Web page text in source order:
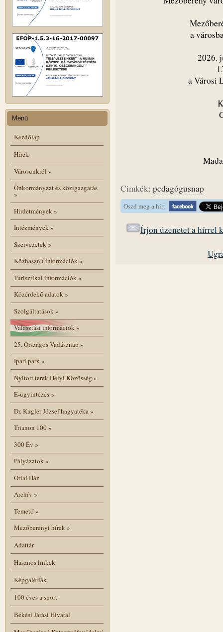
Menü
Kezdőlap
Hírek
Városunkról »
Önkormányzat és közigazgatás
»
Hirdetmények»
Intézmények»
Szervezetek»
Közhasznú információk»
Turisztikai információk»
Közérdekű adatok»
Szolgáltatások»
Választási információk»
25. Országos Vadásznap »
Ipari park»
Nyitott terek Helyi Közösség »
E-ügyintézés»
Dr. Kugler József hagyatéka»
Trianon 100»
300 Év »
Pályázatok»
Orlai Ház
Archív »
Temető»
Mezőberényi hírek»
Adattár
Hasznos linkek
Képgalériák
100 éves a sport
Békési Járási Hivatal
a
2026.
a Városi
Cimkék: pedagógusnap
Oszd meg a hírt
Írjon üzenetet a hírrel